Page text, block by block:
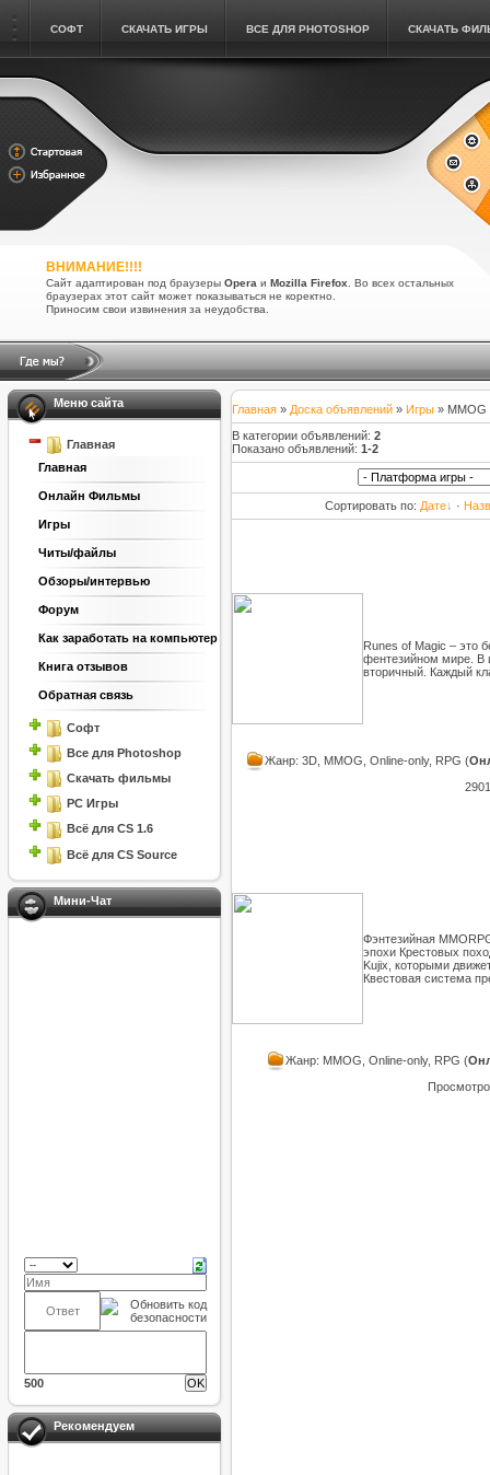
СОФТ СКАЧАТЬ ИГРЫ ВСЕ ДЛЯ PHOTOSHOP СКАЧАТЬ
ВНИМАНИЕ!!!!
Сайт адаптирован под браузеры Opera и Mozilla Firefox. Во всех остальных
браузерах этот сайт может показываться не коректно.
Приносим свои извинения за неудобства.
Меню сайта
Главная
Главная
Онлайн Фильмы
Игры
Читы/файлы
Обзоры/интервью
Форум
Как заработать на компьютер
Книга отзывов
Обратная связь
Софт
Все для Photoshop
Скачать фильмы
PC Игры
Всё для CS 1.6
Всё для CS Source
Мини-Чат
500
Рекомендуем
Главная » Доска объявлений » Игры » MMOG
В категории объявлений: 2
Показано объявлений: 1-2
Сортировать по: Дате ·
Runes of Magic – это
фентезийном мире. В
вторичный. Каждый
Жанр: 3D, MMOG, Online-only, RPG (
Фэнтезийная
эпохи Крестовых
Kujix, которыми
Квестовая система
Жанр: MMOG, Online-only, RPG (